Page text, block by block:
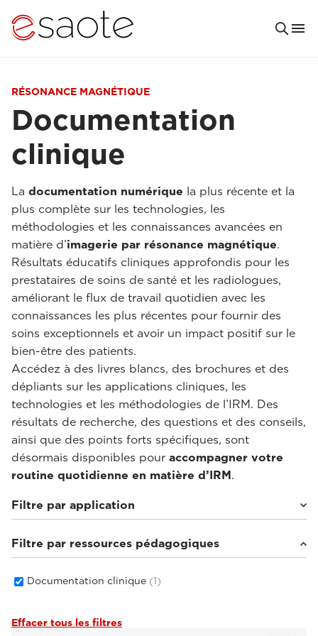
RÉSONANCE MAGNÉTIQUE
Documentation
clinique
La documentation numérique la plus récente et la
plus complète sur les technologies, les
méthodologies et les connaissances avancées en
matière d’imagerie par résonance magnétique.
Résultats éducatifs cliniques approfondis pour les
prestataires de soins de santé et les radiologues,
améliorant le flux de travail quotidien avec les
connaissances les plus récentes pour fournir des
soins exceptionnels et avoir un impact positif sur le
bien-être des patients.
Accédez à des livres blancs, des brochures et des
dépliants sur les applications cliniques, les
technologies et les méthodologies de l’IRM. Des
résultats de recherche, des questions et des conseils,
ainsi que des points forts spécifiques, sont
désormais disponibles pour accompagner votre
routine quotidienne en matière d’IRM.
Filtre par application
Imagerie sous charge axiale(1)
Filtre par ressources pédagogiques
Documentation clinique (1)
Effacer tous les filtres